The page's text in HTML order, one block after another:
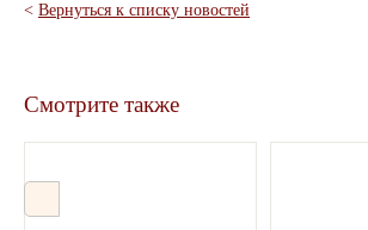
< Вернуться к списку новостей
Смотрите также